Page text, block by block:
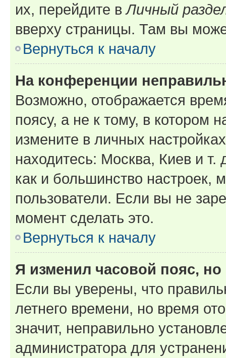
их, перейдите вЛичный
вверху страницы. Там вы
Вернуться к началу
На конференции
Возможно, отображается
поясу, а не к тому, в котором
измените в личных
находитесь: Москва, Киев и т.
как и большинство настроек,
пользователи. Если вы не
момент сделать это.
Вернуться к началу
Я изменил часовой пояс,
Если вы уверены, что
летнего времени, но время
значит, неправильно
администратора для